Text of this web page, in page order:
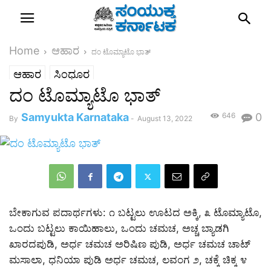
Home ಆಹಾರ ದಂ ಟೊಮ್ಯಾಟೊ ಭಾತ್
ಆಹಾರ ಸಿಂಧೂರ
ದಂ ಟೊಮ್ಯಾಟೊ ಭಾತ್
By Samyukta Karnataka - August 13, 2022 0
646
ಬೇಕಾಗುವ ಪದಾರ್ಥಗಳು: ೧ ಬಟ್ಟಲು ಊಟದ ಅಕ್ಕಿ, ೩ ಟೊಮ್ಯಾಟೊ,
ಒಂದು ಬಟ್ಟಲು ಕಾಯಿಹಾಲು, ಒಂದು ಚಮಚ, ಅಚ್ಚ ಬ್ಯಾಡಗಿ
ಖಾರದಪುಡಿ, ಅರ್ಧ ಚಮಚ ಅರಿಷಿಣ ಪುಡಿ, ಅರ್ಧ ಚಮಚ ಚಾಟ್
ಮಸಾಲಾ, ಧನಿಯಾ ಪುಡಿ ಅರ್ಧ ಚಮಚ, ಲವಂಗ ೨, ಚಕ್ಕೆ ಚಿಕ್ಕ ೪